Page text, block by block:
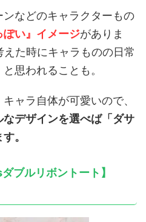
などのキャラクターもの
ぽい』イメージがありま
た時にキャラものの日常
思われることも。
ャラ自体が可愛いので、
デザインを選べば「ダサ
。
ブルリボントート】